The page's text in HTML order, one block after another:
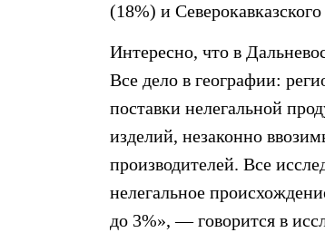
(18%) и
Интересно, что в
Все дело в географии:
поставки нелегальной
изделий, незаконно
производителей. Все
нелегальное
до 3%», — говорится в